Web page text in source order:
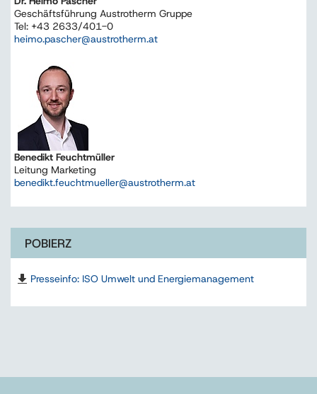
Geschäftsführung Austrotherm Gruppe
Tel: +43 2633/401-0
heimo.pascher@austrotherm.at
Benedikt Feuchtmüller
Leitung Marketing
benedikt.feuchtmueller@austrotherm.at
POBIERZ
Presseinfo: ISO Umwelt und Energiemanagement